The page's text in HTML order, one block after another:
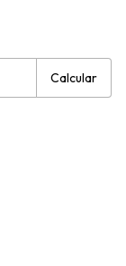
Calcular